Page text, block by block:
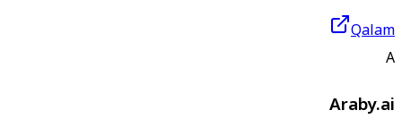
Qalam
A
Araby.ai